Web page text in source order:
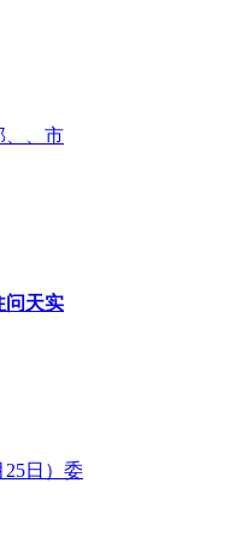
、、市
问天实
25日）委